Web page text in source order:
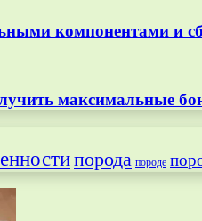
компонентами и
максимальные
порода породе